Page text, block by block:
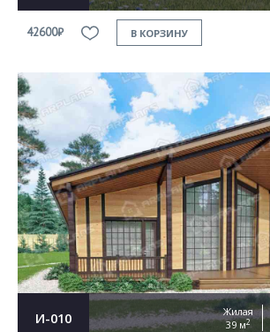
42600₽ В КОРЗИНУ
И-010
Жилая
39 м2